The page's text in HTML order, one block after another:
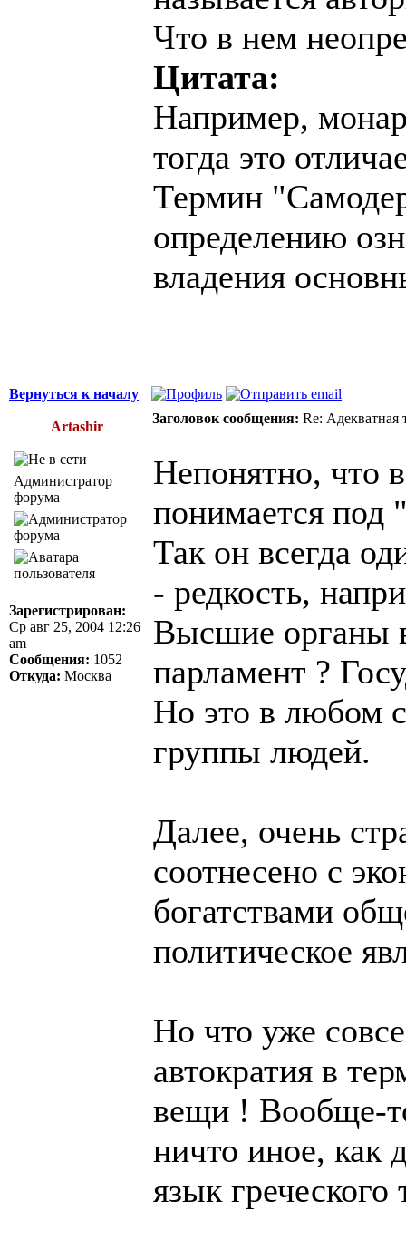
Что в нем
Цитата:
Например,
тогда это
Термин
определению
владения
Вернуться к началу
Artashir
Заголовок сообщения: Re: Адекватная
Администратор
форума
Зарегистрирован:
Ср авг 25, 2004 12:26
am
Сообщения: 1052
Откуда: Москва
Непонятно, что
понимается под
Так он всегда
- редкость,
Высшие органы
парламент ?
Но это в любом
группы людей.
Далее, очень
соотнесено с
богатствами
политическое
Но что уже
автократия в
вещи ! Вообще-
ничто иное, как
язык греческого